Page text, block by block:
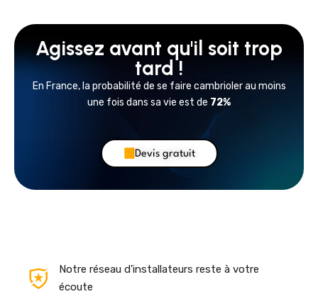
Agissez avant qu'il soit trop
tard !
En France, la probabilité de se faire cambrioler au moins
une fois dans sa vie est de 72%
Devis gratuit
Notre réseau d'installateurs reste à votre
écoute